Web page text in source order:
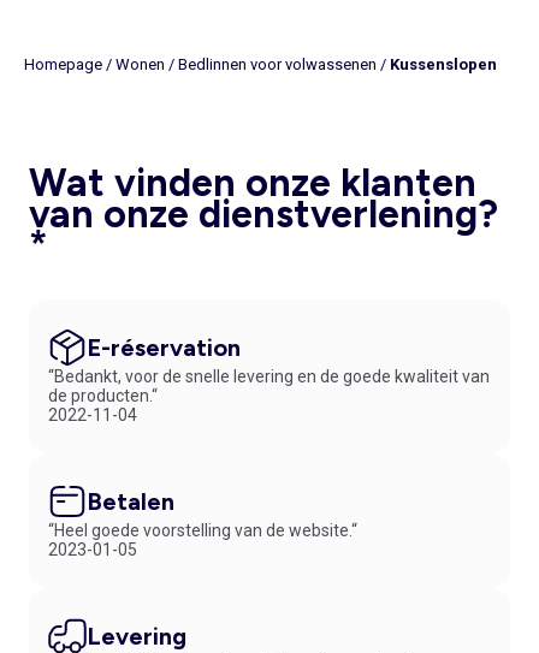
Homepage / Wonen / Bedlinnen voor volwassenen / Kussenslopen
Wat vinden onze klanten
van onze dienstverlening?
*
E-réservation
“Bedankt, voor de snelle levering en de goede kwaliteit van
de producten.“
2022-11-04
Betalen
“Heel goede voorstelling van de website.“
2023-01-05
Levering